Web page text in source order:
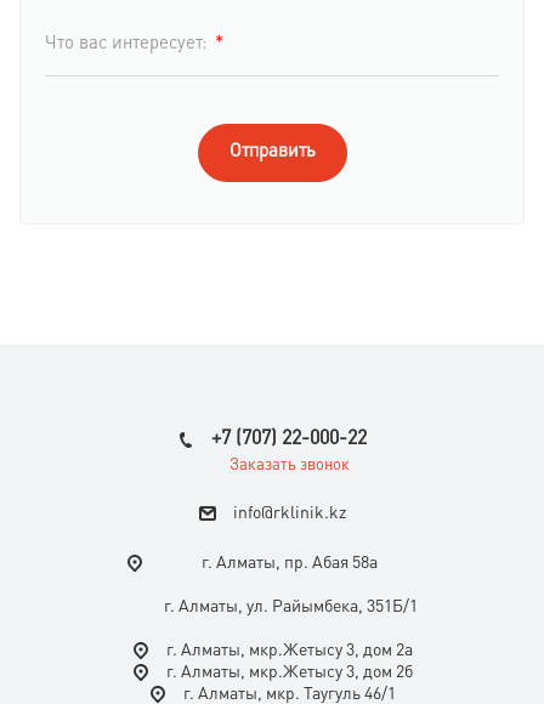
Что вас интересует: *
Отправить
+7 (707) 22-000-22
Заказать звонок
info@rklinik.kz
г. Алматы, пр. Абая 58а
г. Алматы, ул. Райымбека, 351Б/1
г. Алматы, мкр.Жетысу 3, дом 2а
г. Алматы, мкр.Жетысу 3, дом 2б
г. Алматы, мкр. Таугуль 46/1